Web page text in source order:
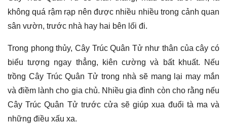
không quá rậm rạp nên được nhiều nhiều trong cảnh quan
sân vườn, trước nhà hay hai bên lối đi.
Trong phong thủy, Cây Trúc Quân Tử như thân của cây có
biểu tượng ngay thẳng, kiên cường và bất khuất. Nếu
trồng Cây Trúc Quân Tử trong nhà sẽ mang lại may mắn
và điềm lành cho gia chủ. Nhiều gia đình còn cho rằng nếu
Cây Trúc Quân Tử trước cửa sẽ giúp xua đuổi tà ma và
những điều xấu xa.